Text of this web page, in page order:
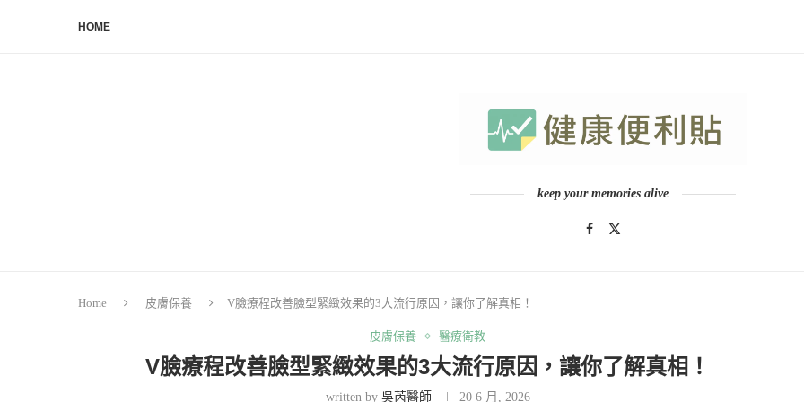
HOME
keep your memories alive
Home 皮膚保養 V臉療程改善臉型緊緻效果的3大流行原因，讓你了解真相！
皮膚保養 醫療衛教
V臉療程改善臉型緊緻效果的3大流行原因，讓你了解真相！
written by 吳芮醫師 20 6 月, 2026